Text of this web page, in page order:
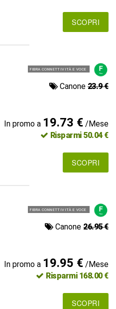
SCOPRI
FIBRA CONNETTIVITÀ E VOCE
Canone 23.9 €
In promo a 19.73 €/Mese
Risparmi 50.04 €
SCOPRI
FIBRA CONNETTIVITÀ E VOCE
Canone26.95 €
In promo a 19.95 €/Mese
Risparmi 168.00 €
SCOPRI